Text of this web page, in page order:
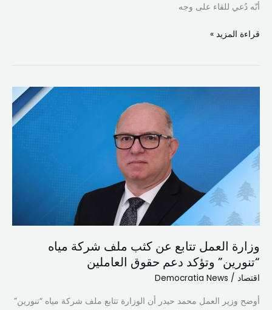
أنّه دُعي للقاء على وجه
قراءة المزيد »
وزارة العمل تتابع عن كثب ملف شركة مياه
“تنورين” وتؤكد دعم حقوق العاملين
اقتصاد /
Democratia News
أوضح وزير العمل محمد حيدر أن الوزارة تتابع ملف شركة مياه “تنورين”
كثب
ملف
شركة
مياه
“تنورين”
دعم
حقوق
العاملين